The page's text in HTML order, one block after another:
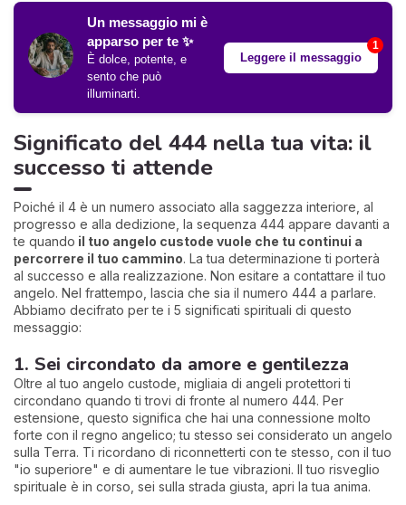
Un messaggio mi è
apparso per te ✨
È dolce, potente, e
sento che può
illuminarti.
Leggere il messaggio
1
Significato del 444 nella tua vita: il
successo ti attende
Poiché il 4 è un numero associato alla saggezza interiore, al
progresso e alla dedizione, la sequenza 444 appare davanti a
te quando il tuo angelo custode vuole che tu continui a
percorrere il tuo cammino. La tua determinazione ti porterà
al successo e alla realizzazione. Non esitare a contattare il tuo
angelo. Nel frattempo, lascia che sia il numero 444 a parlare.
Abbiamo decifrato per te i 5 significati spirituali di questo
messaggio:
1. Sei circondato da amore e gentilezza
Oltre al tuo angelo custode, migliaia di angeli protettori ti
circondano quando ti trovi di fronte al numero 444. Per
estensione, questo significa che hai una connessione molto
forte con il regno angelico; tu stesso sei considerato un angelo
sulla Terra. Ti ricordano di riconnetterti con te stesso, con il tuo
"io superiore" e di aumentare le tue vibrazioni. Il tuo risveglio
spirituale è in corso, sei sulla strada giusta, apri la tua anima.